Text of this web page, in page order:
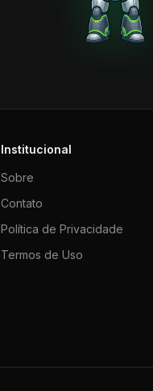
Institucional
Sobre
Contato
Política de Privacidade
Termos de Uso